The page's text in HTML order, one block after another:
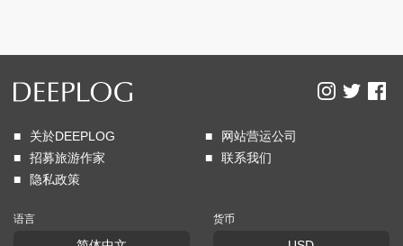
关於DEEPLOG
网站营运公司
招募旅游作家
联系我们
隐私政策
语言 货币